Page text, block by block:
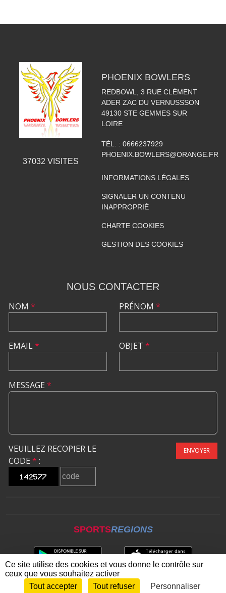
37032 VISITES
PHOENIX BOWLERS
REDBOWL, 3 RUE CLÉMENT
ADER ZAC DU VERNUSSSON
49130 STE GEMMES SUR
LOIRE
TÉL. : 0666237929
PHOENIX.BOWLERS@ORANGE.FR
INFORMATIONS LÉGALES
SIGNALER UN CONTENU
INAPPROPRIÉ
CHARTE COOKIES
GESTION DES COOKIES
NOUS CONTACTER
NOM *
EMAIL*
PRÉNOM *
OBJET *
MESSAGE *
VEUILLEZ RECOPIER LE
CODE * :
ENVOYER
SPORTSREGIONS
Envie de participer ? CONNEXION
Ce site utilise des cookies et vous donne le contrôle sur
ceux que vous souhaitez activer
Tout accepter
Tout refuser Personnaliser